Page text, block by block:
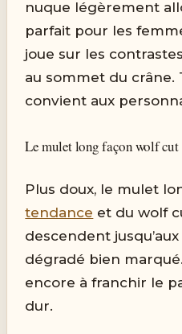
nuque légèrement
parfait pour les
joue sur les
au sommet du crâne.
convient aux
Le mulet long façon wolf cut
Plus doux, le mulet
tendance et du wolf
descendent
dégradé bien
encore à franchir le
dur.